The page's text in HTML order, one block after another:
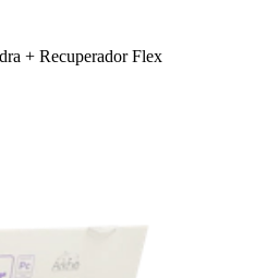
+ Recuperador Flex